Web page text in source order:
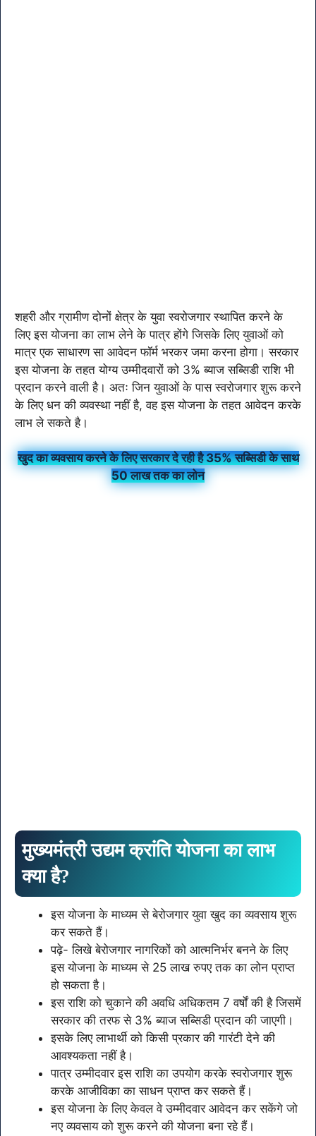
शहरी और ग्रामीण दोनों क्षेत्र के युवा स्वरोजगार स्थापित करने के
लिए इस योजना का लाभ लेने के पात्र होंगे जिसके लिए युवाओं को
मात्र एक साधारण सा आवेदन फॉर्म भरकर जमा करना होगा। सरकार
इस योजना के तहत योग्य उम्मीदवारों को 3% ब्याज सब्सिडी राशि भी
प्रदान करने वाली है। अतः जिन युवाओं के पास स्वरोजगार शुरू करने
के लिए धन की व्यवस्था नहीं है, वह इस योजना के तहत आवेदन करके
लाभ ले सकते है।
खुद का व्यवसाय करने के लिए सरकार दे रही है 35% सब्सिडी के साथ
50 लाख तक का लोन
मुख्यमंत्री उद्यम क्रांति योजना का लाभ
क्या है?
इस योजना के माध्यम से बेरोजगार युवा खुद का व्यवसाय शुरू
कर सकते हैं।
पढ़े- लिखे बेरोजगार नागरिकों को आत्मनिर्भर बनने के लिए
इस योजना के माध्यम से 25 लाख रुपए तक का लोन प्राप्त
हो सकता है।
इस राशि को चुकाने की अवधि अधिकतम 7 वर्षों की है जिसमें
सरकार की तरफ से 3% ब्याज सब्सिडी प्रदान की जाएगी।
इसके लिए लाभार्थी को किसी प्रकार की गारंटी देने की
आवश्यकता नहीं है।
पात्र उम्मीदवार इस राशि का उपयोग करके स्वरोजगार शुरू
करके आजीविका का साधन प्राप्त कर सकते हैं।
इस योजना के लिए केवल वे उम्मीदवार आवेदन कर सकेंगे जो
नए व्यवसाय को शुरू करने की योजना बना रहे हैं।